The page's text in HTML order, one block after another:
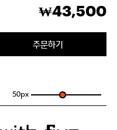
₩43,500
주문하기
50px